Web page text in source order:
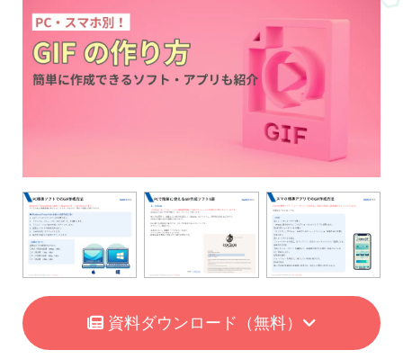
資料ダウンロード （無料）